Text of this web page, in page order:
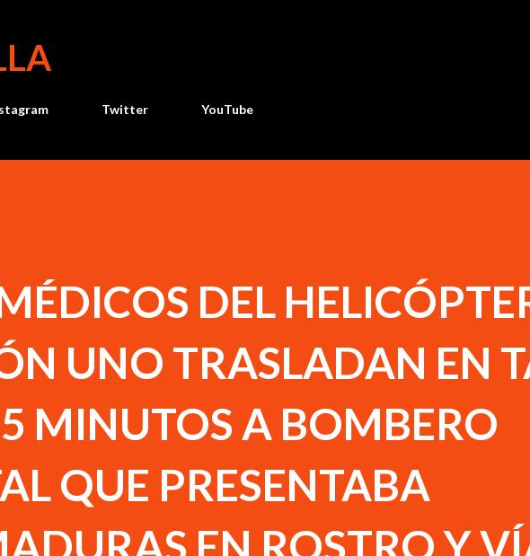
Twitter YouTube
DEL
UNO TRASLADAN EN
MINUTOS A BOMBERO
QUE PRESENTABA
EN ROSTRO Y